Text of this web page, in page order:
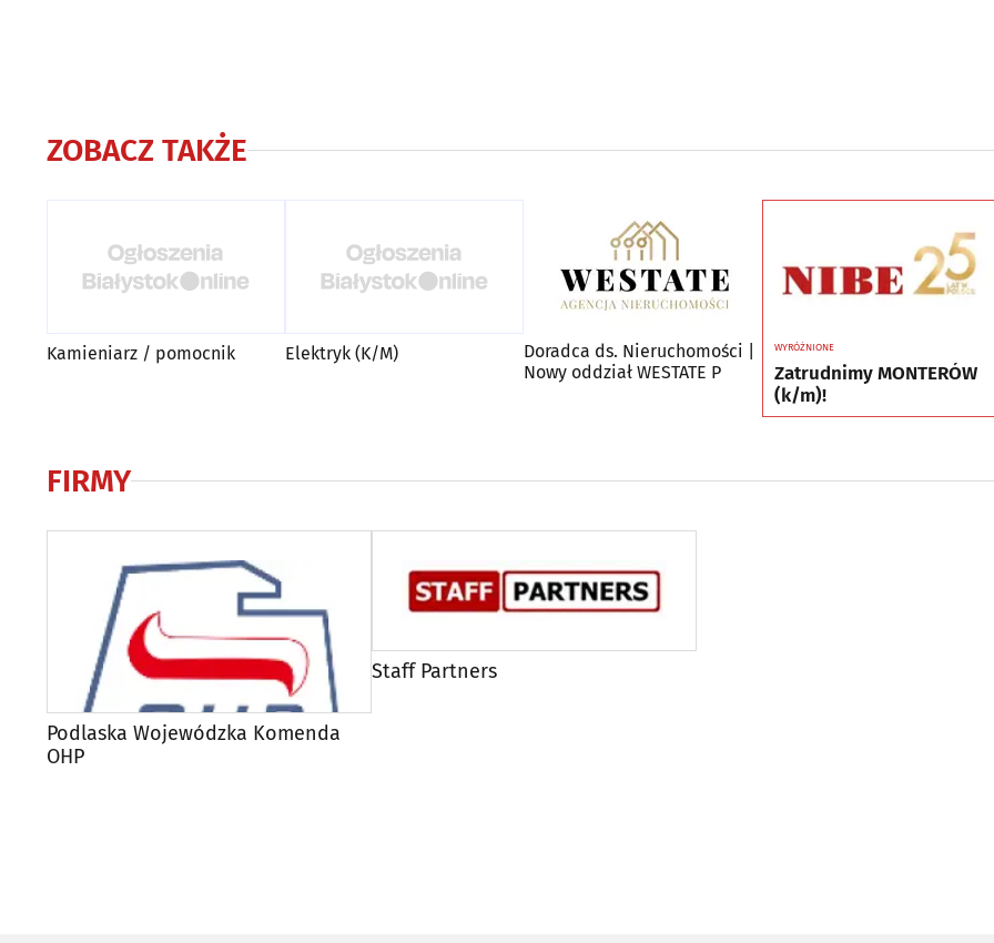
ZOBACZ TAKŻE
Kamieniarz / pomocnik Elektryk (K/M)
Doradca ds. Nieruchomości |
Nowy oddział WESTATE P
WYRÓŻNIONE
Zatrudnimy MONTERÓW
(k/m)!
FIRMY
Podlaska Wojewódzka Komenda
OHP
Staff Partners